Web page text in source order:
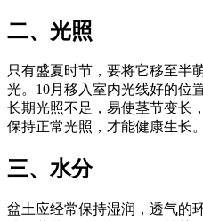
二、光照
只有盛夏时节，要将它移至半
光。10月移入室内光线好的位
长期光照不足，易使茎节变长
保持正常光照，才能健康生长。
三、水分
盆土应经常保持湿润，透气的